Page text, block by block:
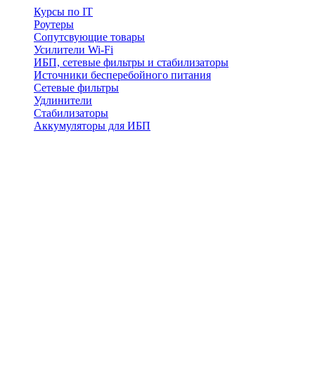
Курсы по IT
Роутеры
Сопутсвующие товары
Усилители Wi-Fi
ИБП, сетевые фильтры и стабилизаторы
Источники бесперебойного питания
Сетевые фильтры
Удлинители
Стабилизаторы
Аккумуляторы для ИБП